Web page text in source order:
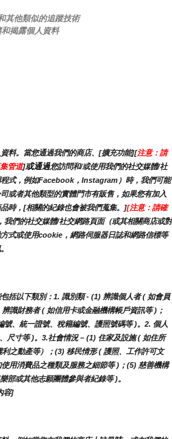
其他類似的追蹤技術
揭露個人資料
料。當您通過我們的商店、[擴充功能][注意：請
管道]或通過您訪問和/或使用我們的社交媒體/社
式，例如Facebook，Instagram）時，我們可能
或者其他類型的實體門市有販售，如果您有加入
時，[相關的紀錄也會被我們蒐集。][注意：請確
我們的社交媒體/社交網路頁面（或其相關商店或對
式或使用cookie，網路伺服器日誌和網路信標等
括以下類別：1. 識別類 - (1) 辨識個人者 ( 如會員
識財務者 ( 如信用卡或金融機構帳戶資訊等 )；
、統一證號、稅籍編號、護照號碼等 )。2. 個人
尺寸等 )。3.社會情況 – (1) 住家及設施 ( 如住所
之動產等）；(3) 移民情形 ( 護照、工作許可文
用消費品之種類及服務之細節等 )；(5) 慈善機構
部或其他志願團體參與者紀錄等 )。
容]